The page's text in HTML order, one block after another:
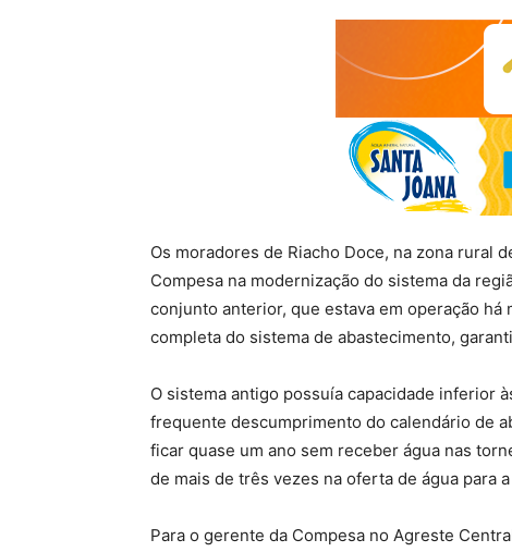
Os moradores de Riacho Doce, na zona rural
Compesa na modernização do sistema da
conjunto anterior, que estava em operação há
completa do sistema de abastecimento,
O sistema antigo possuía capacidade inferior
frequente descumprimento do calendário de
ficar quase um ano sem receber água nas
de mais de três vezes na oferta de água para
Para o gerente da Compesa no Agreste